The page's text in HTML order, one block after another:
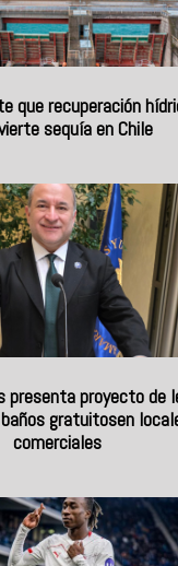
que recuperación
sequía en Chile
presenta proyecto de
gratuitosen
comerciales